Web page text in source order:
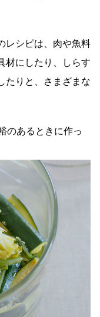
レシピは、肉や魚料
材にしたり、しらす
たりと、さまざまな
のあるときに作っ